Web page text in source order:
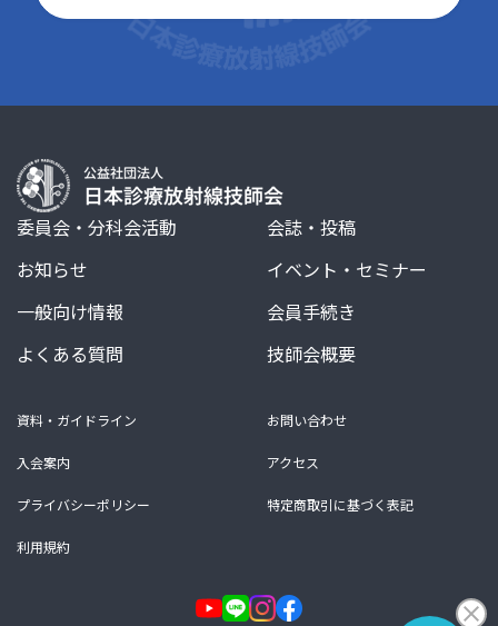
委員会・分科会活動
会誌・投稿
お知らせ
イベント・セミナー
一般向け情報
会員手続き
よくある質問
技師会概要
資料・ガイドライン お問い合わせ
入会案内 アクセス
プライバシーポリシー 特定商取引に基づく表記
利用規約